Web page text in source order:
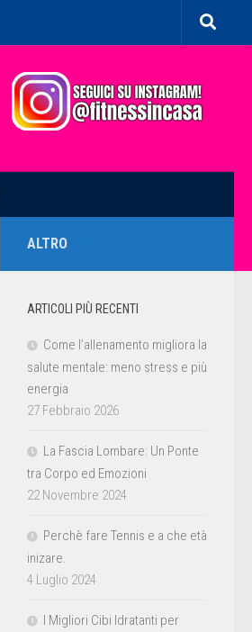
ALTRO
ARTICOLI PIÙ RECENTI
Come l’allenamento migliora la
salute mentale: meno stress e più
energia
27 Febbraio 2026
La Fascia Lombare: Un Ponte
tra Corpo ed Emozioni
22 Novembre 2024
Perchè fare Tennis e a che età
inizare.
4 Luglio 2024
I Migliori Cibi Idratanti per